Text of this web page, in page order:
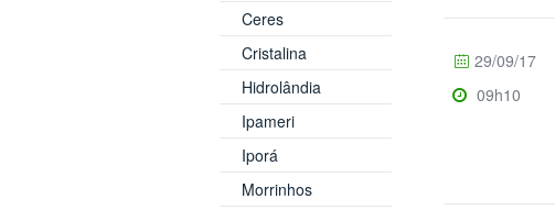
Ceres
Cristalina
Hidrolândia
Ipameri
Iporá
Morrinhos
29/09/17
09h10